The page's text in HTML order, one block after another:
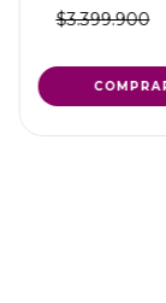
$3.399.900